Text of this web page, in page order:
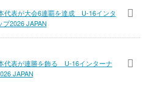
代表が大会6連覇を達成 U-16インタ
2026 JAPAN
代表が連勝を飾る U-16インターナ
JAPAN